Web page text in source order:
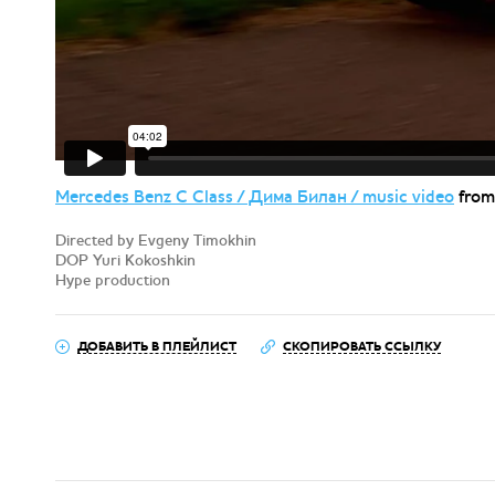
Mercedes Benz C Class / Дима Билан / music video
Directed by Evgeny Timokhin
DOP Yuri Kokoshkin
Hype production
ДОБАВИТЬ В ПЛЕЙЛИСТ СКОПИРОВАТЬ ССЫЛКУ